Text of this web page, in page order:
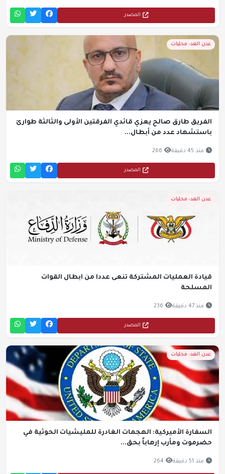
المصدر
عدن الغد- محليات
الفريق طارق صالح يعزي قائدي الفرقتين الأولى والثالثة طوارئ
باستشهاد عدد من أبطال...
منذ 45 دقيقة 266
المصدر
عدن الغد- محليات
قيادة العمليات المشتركة تنعى عددا من ابطال القوات
المسلحة
منذ 47 دقيقة 236
المصدر
عدن الغد- محليات
السفارة الأميركية: الهجمات الغادرة للمليشيات الحوثية في
حضرموت ومأرب إرهاباً بحق...
منذ 51 دقيقة 264